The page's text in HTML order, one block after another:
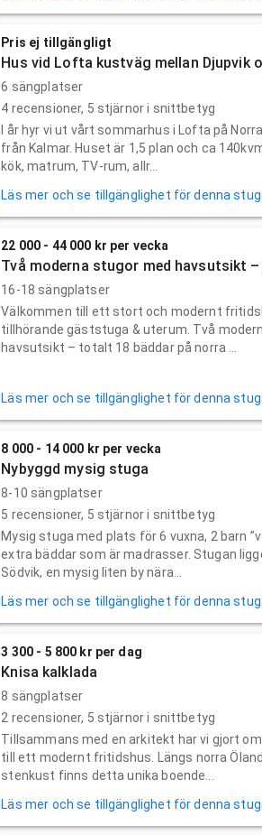
Pris ej tillgängligt
Hus vid Lofta kustväg mellan Djupvik
6 sängplatser
4 recensioner, 5 stjärnor i snittbetyg
I år hyr vi ut vårt sommarhus i Lofta på
från Kalmar. Huset är 1,5 plan och ca
kök, matrum, TV-rum, allr...
Läs mer och se tillgänglighet för denna
22 000 - 44 000 kr per vecka
Två moderna stugor med havsutsikt –
16-18 sängplatser
Välkommen till ett stort och modernt
tillhörande gäststuga & uterum. Två
havsutsikt – totalt 18 bäddar på norra ...
Läs mer och se tillgänglighet för denna
8 000 - 14 000 kr per vecka
Nybyggd mysig stuga
8-10 sängplatser
5 recensioner, 5 stjärnor i snittbetyg
Mysig stuga med plats för 6 vuxna, 2 barn
extra bäddar som är madrasser. Stugan
Södvik, en mysig liten by nära...
Läs mer och se tillgänglighet för denna
3 300 - 5 800 kr per dag
Knisa kalklada
8 sängplatser
2 recensioner, 5 stjärnor i snittbetyg
Tillsammans med en arkitekt har vi gjort
till ett modernt fritidshus. Längs norra
stenkust finns detta unika boende...
Läs mer och se tillgänglighet för denna